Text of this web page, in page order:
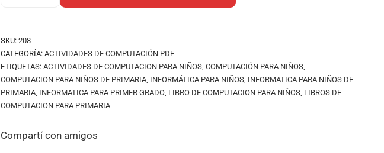
SKU: 208
CATEGORÍA: ACTIVIDADES DE COMPUTACIÓN PDF
ETIQUETAS: ACTIVIDADES DE COMPUTACION PARA NIÑOS, COMPUTACIÓN PARA NIÑOS,
COMPUTACION PARA NIÑOS DE PRIMARIA, INFORMÁTICA PARA NIÑOS, INFORMATICA PARA NIÑOS DE
PRIMARIA, INFORMATICA PARA PRIMER GRADO, LIBRO DE COMPUTACION PARA NIÑOS, LIBROS DE
COMPUTACION PARA PRIMARIA
Compartí con amigos